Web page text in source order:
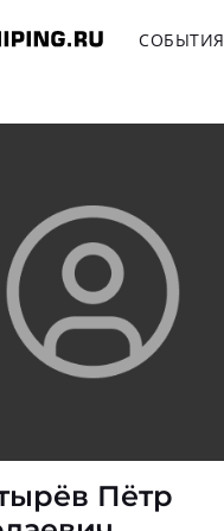
СОБЫТИЯ
Пётр